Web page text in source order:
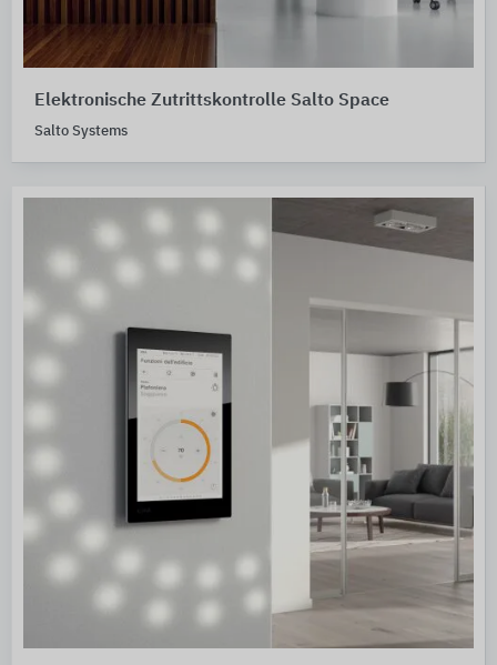
Elektronische Zutrittskontrolle Salto Space
Salto Systems